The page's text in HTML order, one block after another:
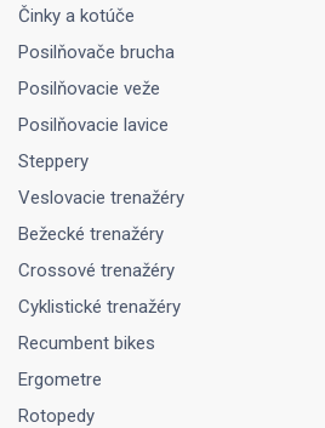
Činky a kotúče
Posilňovače brucha
Posilňovacie veže
Posilňovacie lavice
Steppery
Veslovacie trenažéry
Bežecké trenažéry
Crossové trenažéry
Cyklistické trenažéry
Recumbent bikes
Ergometre
Rotopedy